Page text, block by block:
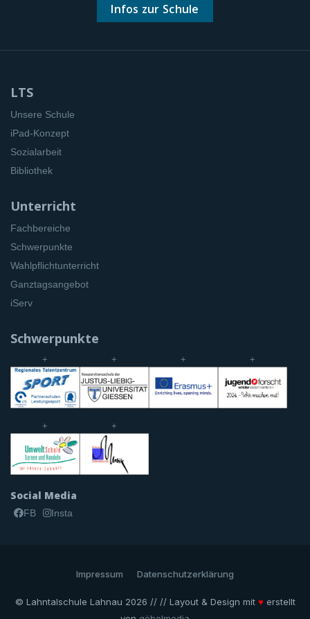
Infos zur Schule
LTS
Unsere Schule
iPad-Konzept
Sozialarbeit
Bibliothek
Unterricht
Fachbereiche
Schwerpunkte
Wahlpflichtunterricht
Ganztagsangebot
iServ
Schwerpunkte
+ + + +
+ +
Social Media
FB Insta
Impressum Datenschutzerklärung
© Lahntalschule Lahnau 2026 // // Layout & Design mit ♥ erstellt